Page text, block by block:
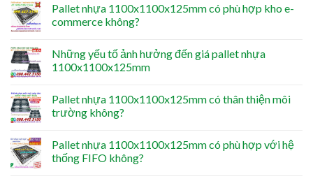
Pallet nhựa 1100x1100x125mm có phù hợp kho e-
commerce không?
Những yếu tố ảnh hưởng đến giá pallet nhựa
1100x1100x125mm
Pallet nhựa 1100x1100x125mm có thân thiện môi
trường không?
Pallet nhựa 1100x1100x125mm có phù hợp với hệ
thống FIFO không?